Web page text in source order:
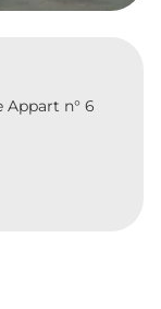
Appart n° 6